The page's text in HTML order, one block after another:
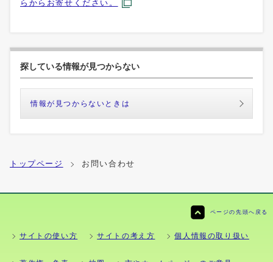
らからお寄せください。
探している情報が見つからない
情報が見つからないときは
トップページ お問い合わせ
ページの先頭へ戻る
サイトの使い方 サイトの考え方 個人情報の取り扱い